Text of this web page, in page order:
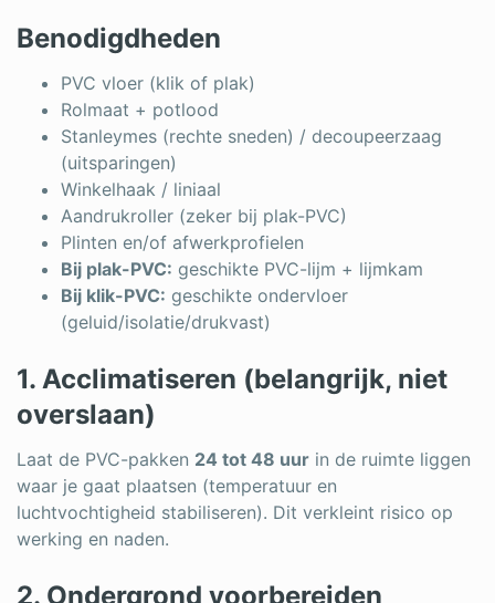
Benodigdheden
PVC vloer (klik of plak)
Rolmaat + potlood
Stanleymes (rechte sneden) / decoupeerzaag
(uitsparingen)
Winkelhaak / liniaal
Aandrukroller (zeker bij plak-PVC)
Plinten en/of afwerkprofielen
Bij plak-PVC: geschikte PVC-lijm + lijmkam
Bij klik-PVC: geschikte ondervloer
(geluid/isolatie/drukvast)
1. Acclimatiseren (belangrijk, niet
overslaan)
Laat de PVC-pakken 24 tot 48 uur in de ruimte liggen
waar je gaat plaatsen (temperatuur en
luchtvochtigheid stabiliseren). Dit verkleint risico op
werking en naden.
2. Ondergrond voorbereiden